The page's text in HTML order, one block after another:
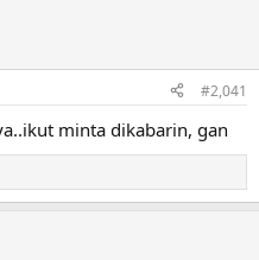
#2,041
minta dikabarin, gan